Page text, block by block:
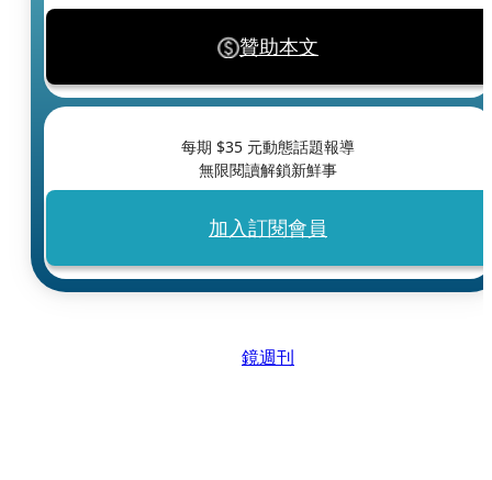
贊助本文
每期 $35 元動態話題報導
無限閱讀解鎖新鮮事
加入訂閱會員
鏡週刊